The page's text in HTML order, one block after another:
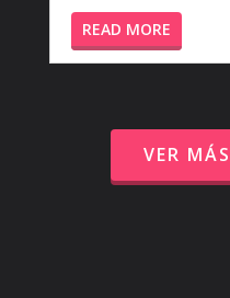
READ MORE
VER